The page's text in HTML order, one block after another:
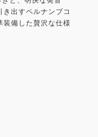
出すペルナンブコ
備した贅沢な仕様